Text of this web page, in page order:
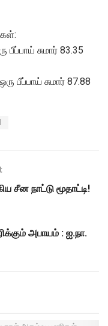
பீப்பாய் சுமார் 83.35
பீப்பாய் சுமார் 87.88
சீன நாட்டு மூதாட்டி!
அபாயம் : ஐ.நா.